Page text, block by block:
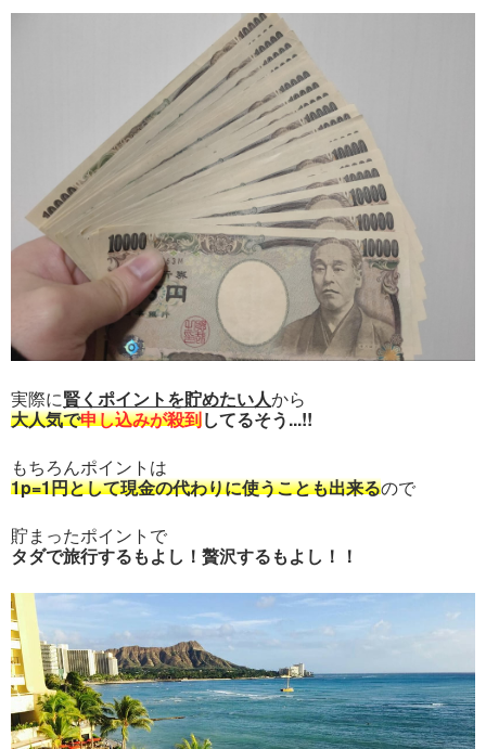
実際に賢くポイントを貯めたい人から
大人気で申し込みが殺到してるそう...!!
もちろんポイントは
1p=1円として現金の代わりに使うことも出来るので
貯まったポイントで
タダで旅行するもよし！贅沢するもよし！！